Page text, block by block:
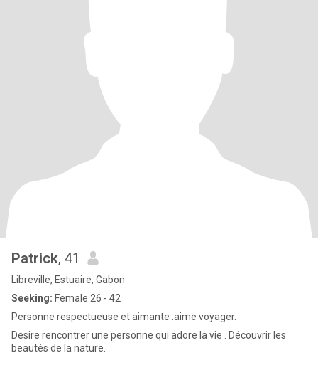
Patrick, 41
Libreville, Estuaire, Gabon
Seeking: Female 26 - 42
Personne respectueuse et aimante .aime voyager.
Desire rencontrer une personne qui adore la vie . Découvrir les
beautés de la nature.